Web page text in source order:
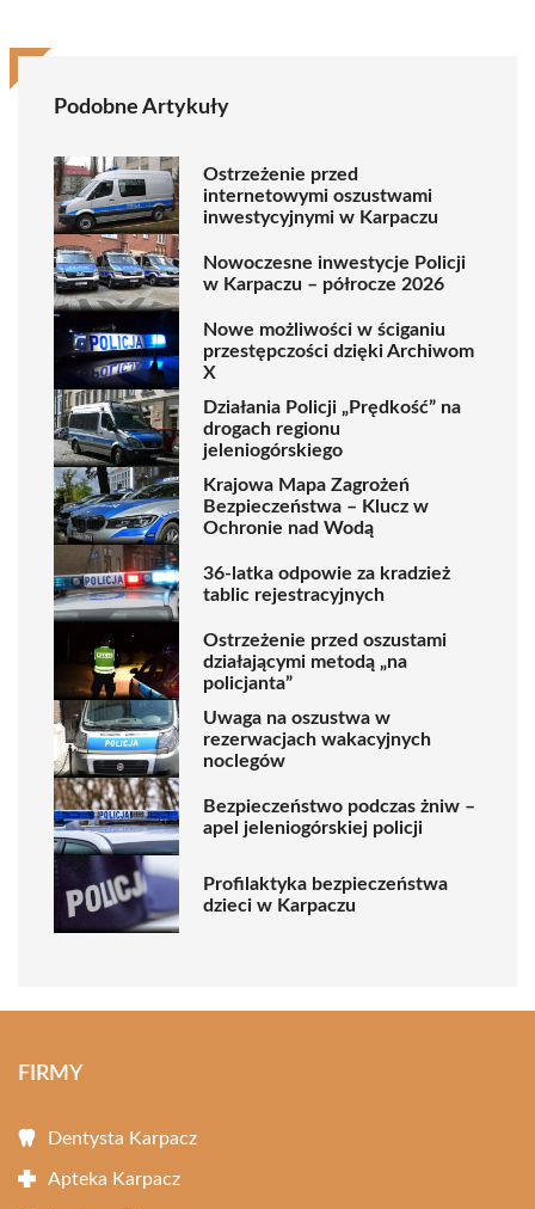
Podobne Artykuły
Ostrzeżenie przed
internetowymi oszustwami
inwestycyjnymi w Karpaczu
Nowoczesne inwestycje Policji
w Karpaczu – półrocze 2026
Nowe możliwości w ściganiu
przestępczości dzięki Archiwom
X
Działania Policji „Prędkość” na
drogach regionu
jeleniogórskiego
Krajowa Mapa Zagrożeń
Bezpieczeństwa – Klucz w
Ochronie nad Wodą
36-latka odpowie za kradzież
tablic rejestracyjnych
Ostrzeżenie przed oszustami
działającymi metodą „na
policjanta”
Uwaga na oszustwa w
rezerwacjach wakacyjnych
noclegów
Bezpieczeństwo podczas żniw –
apel jeleniogórskiej policji
Profilaktyka bezpieczeństwa
dzieci w Karpaczu
FIRMY
Dentysta Karpacz
Apteka Karpacz